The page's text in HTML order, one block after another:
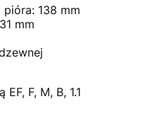
pióra: 138 mm
mm
F, M, B, 1.1